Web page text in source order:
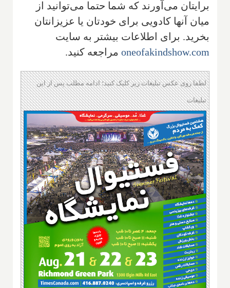
برایتان می‌آورند که شما حتما می‌توانید از
میان آنها کادویی برای خودتان یا عزیزانتان
بخرید. برای اطلاعات بیشتر به سایت
oneofakindshow.com مراجعه کنید.
لطفا روی عکس تبلیغات زیر کلیک کنید؛ ادامه مطلب پس از این
تبلیغات